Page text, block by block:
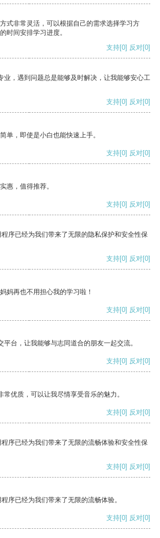
式非常灵活，可以根据自己的需求选择学习方
时间安排学习进度。
支持[0] 反对[0]
业，遇到问题总是能够及时解决，让我能够安心工
支持[0] 反对[0]
单，即使是小白也能快速上手。
支持[0] 反对[0]
惠，值得推荐。
支持[0] 反对[0]
序已经为我们带来了无限的隐私保护和安全性保
支持[0] 反对[0]
妈再也不用担心我的学习啦！
支持[0] 反对[0]
平台，让我能够与志同道合的朋友一起交流。
支持[0] 反对[0]
常优质，可以让我尽情享受音乐的魅力。
支持[0] 反对[0]
序已经为我们带来了无限的流畅体验和安全性保
支持[0] 反对[0]
序已经为我们带来了无限的流畅体验。
支持[0] 反对[0]